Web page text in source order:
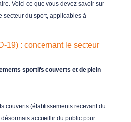
Voici ce que vous devez savoir sur
secteur du sport, applicables à
19) : concernant le secteur
sportifs couverts et de plein
couverts (établissements recevant du
accueillir du public pour :